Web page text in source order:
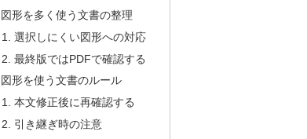
図形を多く使う文書の整理
選択しにくい図形への対応
最終版ではPDFで確認する
図形を使う文書のルール
本文修正後に再確認する
引き継ぎ時の注意